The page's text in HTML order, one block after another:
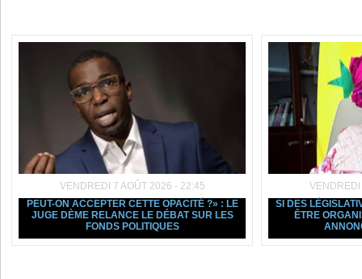
VENDREDI 7 AOÛT 2026 - 22:45
PEUT-ON ACCEPTER CETTE OPACITÉ ?» : LE
JUGE DÈME RELANCE LE DÉBAT SUR LES
FONDS POLITIQUES
SI DES
ÊTRE